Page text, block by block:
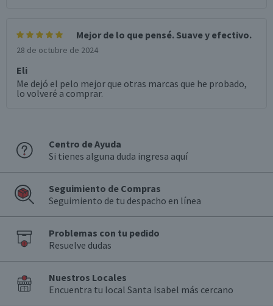
Mejor de lo que pensé. Suave y efectivo.
28 de octubre de 2024
Eli
Me dejó el pelo mejor que otras marcas que he probado,
lo volveré a comprar.
Centro de Ayuda
Si tienes alguna duda ingresa aquí
Seguimiento de Compras
Seguimiento de tu despacho en línea
Problemas con tu pedido
Resuelve dudas
Nuestros Locales
Encuentra tu local Santa Isabel más cercano